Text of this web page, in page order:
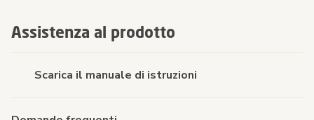
Assistenza al prodotto
Scarica il manuale di istruzioni